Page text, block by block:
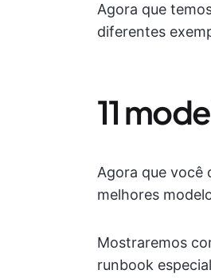
Agora que
diferentes
11
Agora que você
melhores
Mostraremos
runbook